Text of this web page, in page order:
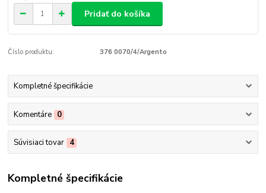
Pridať do košíka
Číslo produktu: 376 0070/4/Argento
Kompletné špecifikácie
Komentáre 0
Súvisiaci tovar 4
Kompletné špecifikácie